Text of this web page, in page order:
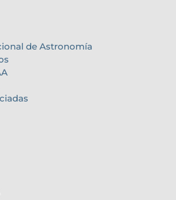
de Astronomía